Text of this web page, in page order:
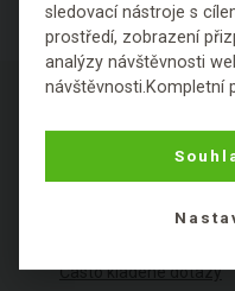
O NÁKUPU
Často kladené dotazy
sledovací nástroje s
prostředí, zobrazení
analýzy návštěvnosti
návštěvnosti.Kompletní